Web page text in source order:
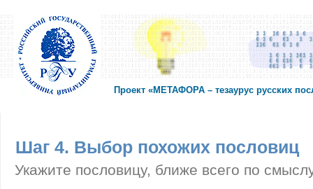
Проект «МЕТАФОРА – тезаурус русских
Шаг 4. Выбор похожих пословиц
Укажите пословицу, ближе всего по